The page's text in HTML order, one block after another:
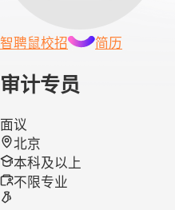
智聘鼠校招 简历
审计专员
面议
北京
本科及以上
不限专业